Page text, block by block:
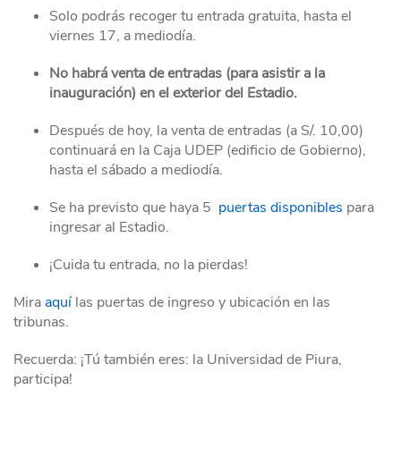
Solo podrás recoger tu entrada gratuita, hasta el
viernes 17, a mediodía.
No habrá venta de entradas (para asistir a la
inauguración) en el exterior del Estadio.
Después de hoy, la venta de entradas (a S/. 10,00)
continuará en la Caja UDEP (edificio de Gobierno),
hasta el sábado a mediodía.
Se ha previsto que haya 5 puertas disponibles para
ingresar al Estadio.
¡Cuida tu entrada, no la pierdas!
Mira aquílas puertas de ingreso y ubicación en las
tribunas.
Recuerda: ¡Tú también eres: la Universidad de Piura,
participa!